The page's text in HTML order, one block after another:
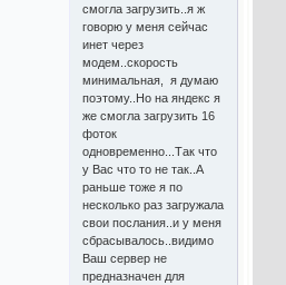
смогла загрузить..я ж
говорю у меня сейчас
инет через
модем..скорость
минимальная, я думаю
поэтому..Но на яндекс я
же смогла загрузить 16
фоток
одновременно...Так что
у Вас что то не так..А
раньше тоже я по
несколько раз загружала
свои послания..и у меня
сбрасывалось..видимо
Ваш сервер не
предназначен для